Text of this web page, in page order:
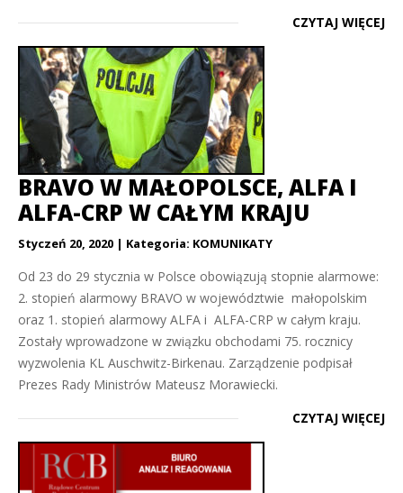
CZYTAJ WIĘCEJ
BRAVO W MAŁOPOLSCE, ALFA I
ALFA-CRP W CAŁYM KRAJU
Styczeń 20, 2020 Kategoria: KOMUNIKATY
Od 23 do 29 stycznia w Polsce obowiązują stopnie alarmowe:
2. stopień alarmowy BRAVO w województwie małopolskim
oraz 1. stopień alarmowy ALFA i ALFA-CRP w całym kraju.
Zostały wprowadzone w związku obchodami 75. rocznicy
wyzwolenia KL Auschwitz-Birkenau. Zarządzenie podpisał
Prezes Rady Ministrów Mateusz Morawiecki.
CZYTAJ WIĘCEJ